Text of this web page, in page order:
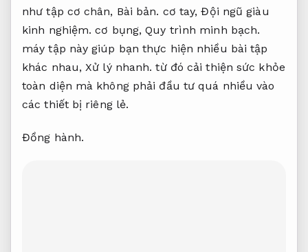
như tập cơ chân, Bài bản. cơ tay,Đội ngũ giàu
kinh nghiệm. cơ bụng,Quy trình minh bạch.
máy tập này giúp bạn thực hiện nhiều bài tập
khác nhau, Xử lý nhanh. từ đó cải thiện sức khỏe
toàn diện mà không phải đầu tư quá nhiều vào
các thiết bị riêng lẻ.
Đồng hành.